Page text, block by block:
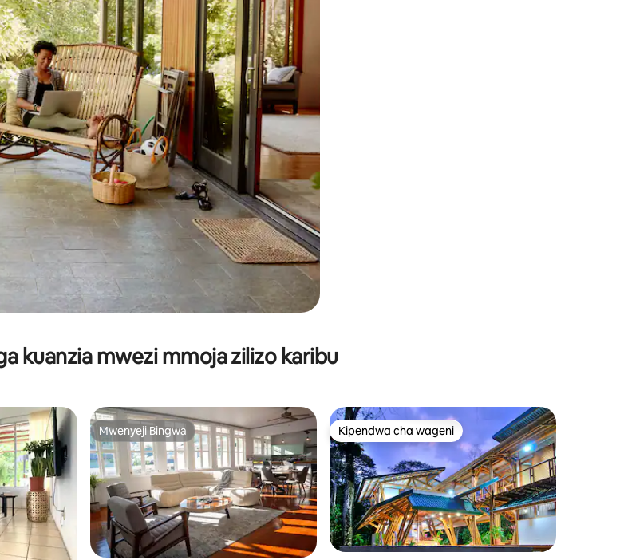
juu na chini au uchunguze kwa kugusa au kutelezesha kidole kwenye ishara.
kuanzia mwezi mmoja zilizo karibu
Mwenyeji Bingwa
Mwenyeji Bingwa Kipendwa cha wageni
Kipendwa cha wageni